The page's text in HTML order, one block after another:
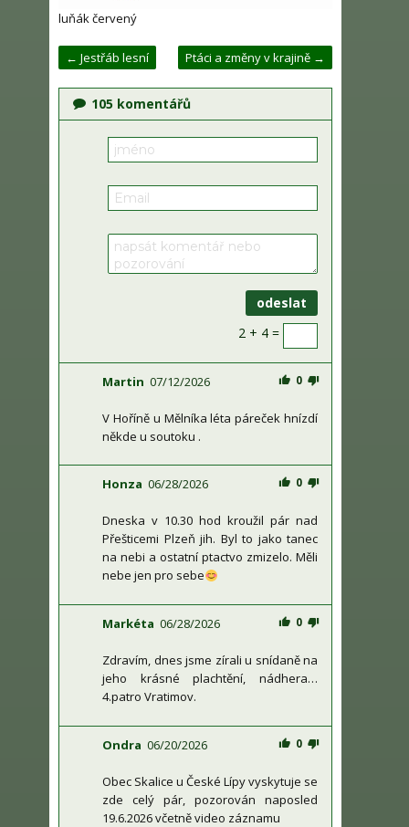
luňák červený
← Jestřáb lesní Ptáci a změny v krajině →
105 komentářů
2 + 4 =
Martin 07/12/2026
V Hoříně u Mělníka léta páreček hnízdí
někde u soutoku .
0
Honza 06/28/2026
Dneska v 10.30 hod kroužil pár nad
Přešticemi Plzeň jih. Byl to jako tanec
na nebi a ostatní ptactvo zmizelo. Měli
nebe jen pro sebe
0
Markéta 06/28/2026
Zdravím, dnes jsme zírali u snídaně na
jeho krásné plachtění, nádhera…
4.patro Vratimov.
0
Ondra 06/20/2026
Obec Skalice u České Lípy vyskytuje se
zde celý pár, pozorován naposled
19.6.2026 včetně video záznamu
0